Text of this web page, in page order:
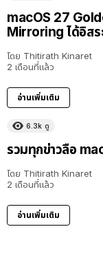
macOS 27
Mirroring ได้อิสร
โดย Thitirath Kinaret
2 เดือนที่แล้ว
อ่านเพิ่มเติม
6.3k ดู
รวมทุกข่าวลือ
โดย Thitirath Kinaret
2 เดือนที่แล้ว
อ่านเพิ่มเติม